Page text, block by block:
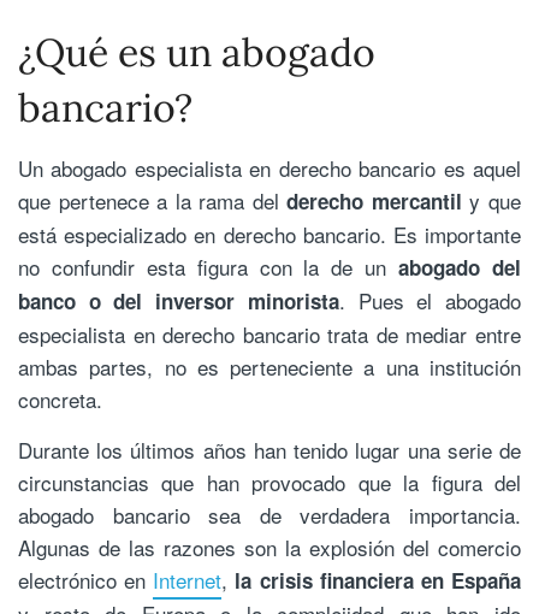
¿Qué es un abogado
bancario?
Un abogado especialista en derecho bancario es aquel
que pertenece a la rama delderecho mercantil y que
está especializado en derecho bancario. Es importante
no confundir esta figura con la de unabogado del
banco o del inversor minorista. Pues el abogado
especialista en derecho bancario trata de mediar entre
ambas partes, no es perteneciente a una institución
concreta.
Durante los últimos años han tenido lugar una serie de
circunstancias que han provocado que la figura del
abogado bancario sea de verdadera importancia.
Algunas de las razones son la explosión del comercio
electrónico en Internet, la crisis financiera en España